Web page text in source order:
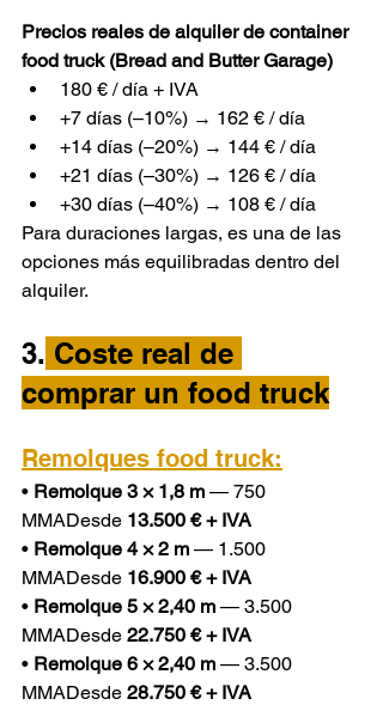
Precios reales de alquiler de container
food truck (Bread and Butter Garage)
180 € / día + IVA
+7 días (–10%) → 162 € / día
+14 días (–20%) → 144 € / día
+21 días (–30%) → 126 € / día
+30 días (–40%) → 108 € / día
Para duraciones largas, es una de las
opciones más equilibradas dentro del
alquiler.
3. Coste real de
comprar un food truck
Remolques food truck:
• Remolque 3 × 1,8 m — 750
MMADesde 13.500 € + IVA
• Remolque 4 × 2 m — 1.500
MMADesde 16.900 € + IVA
• Remolque 5 × 2,40 m — 3.500
MMADesde 22.750 € + IVA
• Remolque 6 × 2,40 m — 3.500
MMADesde 28.750 € + IVA